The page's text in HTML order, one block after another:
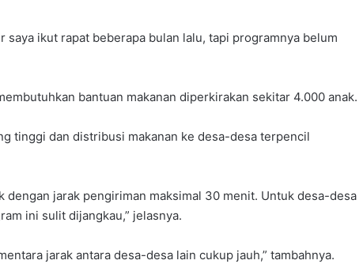
saya ikut rapat beberapa bulan lalu, tapi programnya belum
bantuan makanan diperkirakan sekitar 4.000 anak.
tinggi dan distribusi makanan ke desa-desa terpencil
dengan jarak pengiriman maksimal 30 menit. Untuk desa-desa
ini sulit dijangkau,” jelasnya.
jarak antara desa-desa lain cukup jauh,” tambahnya.